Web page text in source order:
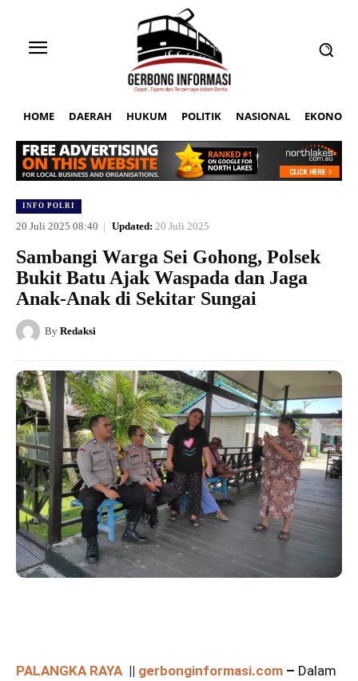
HOME DAERAH HUKUM POLITIK NASIONAL EKONOMI
INFO POLRI
20 Juli 2025 08:40 Updated: 20 Juli 2025
Sambangi Warga Sei Gohong, Polsek
Bukit Batu Ajak Waspada dan Jaga
Anak-Anak di Sekitar Sungai
By Redaksi
PALANGKA RAYA || gerbonginformasi.com – Dalam